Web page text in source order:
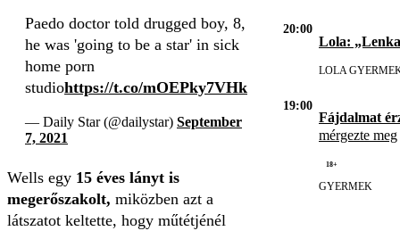
Paedo doctor told drugged boy, 8,
he was 'going to be a star' in sick
home porn
studiohttps://t.co/mOEPky7VHk
— Daily Star (@dailystar) September
7, 2021
Wells egy 15 éves lányt is
megerőszakolt, miközben azt a
látszatot keltette, hogy műtétjénél
20:00
Lola:
LOLA
19:00
Fájdalmat
mérgezte meg
18+
GYERMEK